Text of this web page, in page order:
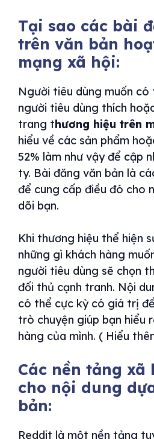
Tại sao các bài
trên văn bản
mạng xã hội:
Người tiêu dùng muốn
người tiêu dùng thích
trang thương hiệu trên
hiểu về các sản phẩm
52% làm như vậy để cập
ty. Bài đăng văn bản là
để cung cấp điều đó cho
dõi bạn.
Khi thương hiệu thể hiện
những gì khách hàng
người tiêu dùng sẽ chọn
đối thủ cạnh tranh. Nội
có thể cực kỳ có giá trị
trò chuyện giúp bạn hiểu
hàng của mình. ( Hiểu
Các nền tảng
cho nội dung
bản:
Reddit là một nền tảng